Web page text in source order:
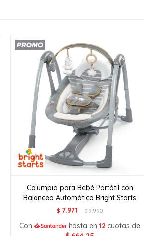
Columpio para Bebé Portátil con
Balanceo Automático Bright Starts
$ 7.971 $9.990
Con hasta en12 cuotas de